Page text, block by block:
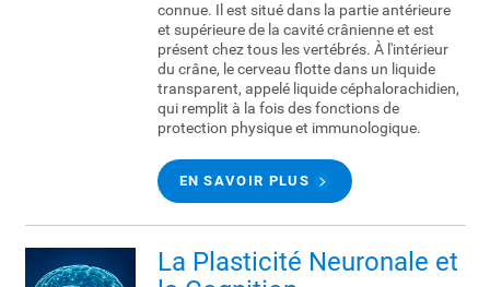
connue. Il est situé dans la partie antérieure
et supérieure de la cavité crânienne et est
présent chez tous les vertébrés. À l'intérieur
du crâne, le cerveau flotte dans un liquide
transparent, appelé liquide céphalorachidien,
qui remplit à la fois des fonctions de
protection physique et immunologique.
EN SAVOIR PLUS
La Plasticité Neuronale et